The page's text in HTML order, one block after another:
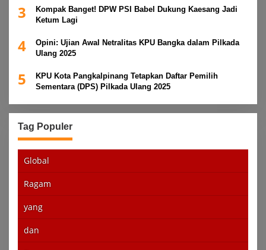
3
Kompak Banget! DPW PSI Babel Dukung Kaesang Jadi
Ketum Lagi
4
Opini: Ujian Awal Netralitas KPU Bangka dalam Pilkada
Ulang 2025
5
KPU Kota Pangkalpinang Tetapkan Daftar Pemilih
Sementara (DPS) Pilkada Ulang 2025
Tag Populer
Global
Ragam
yang
dan